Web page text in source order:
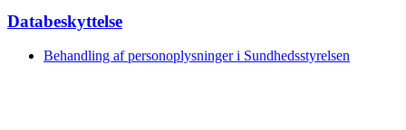
Databeskyttelse
Behandling af personoplysninger i Sundhedsstyrelsen